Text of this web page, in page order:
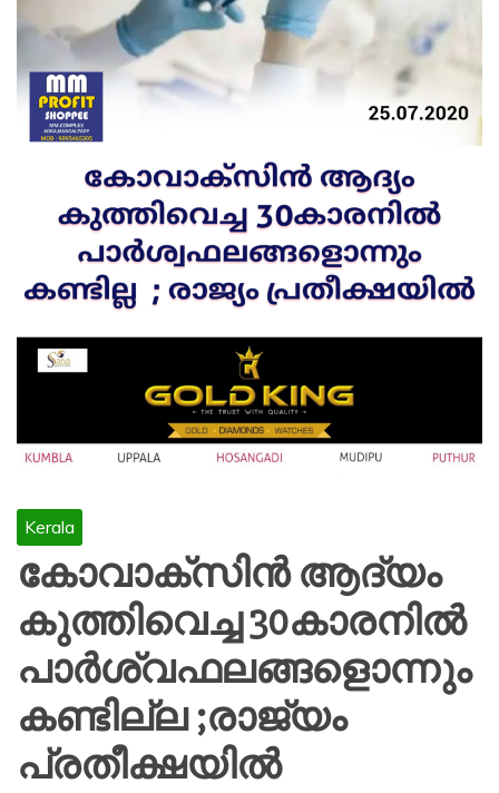
Kerala
കോവാക്സിൻ ആദ്യം
കുത്തിവെച്ച 30കാരനിൽ
പാർശ്വഫലങ്ങളൊന്നും
കണ്ടില്ല ;രാജ്യം
പ്രതീക്ഷയിൽ